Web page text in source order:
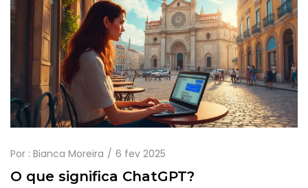
oferecem uma visão intrigante sobre o papel crucial da IA
nos próximos anos.
Por : Bianca Moreira 6 fev 2025
O que significa ChatGPT?